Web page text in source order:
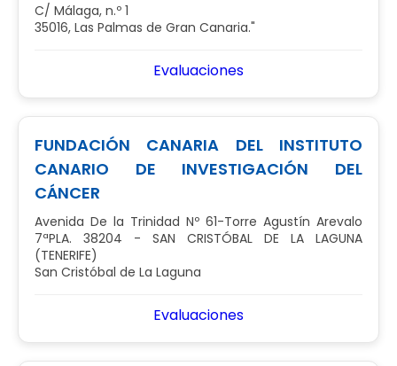
C/ Málaga, n.º 1
35016, Las Palmas de Gran Canaria."
Evaluaciones
FUNDACIÓN CANARIA DEL INSTITUTO
CANARIO DE INVESTIGACIÓN DEL
CÁNCER
Avenida De la Trinidad Nº 61-Torre Agustín Arevalo
7ªPLA. 38204 - SAN CRISTÓBAL DE LA LAGUNA
(TENERIFE)
San Cristóbal de La Laguna
Evaluaciones